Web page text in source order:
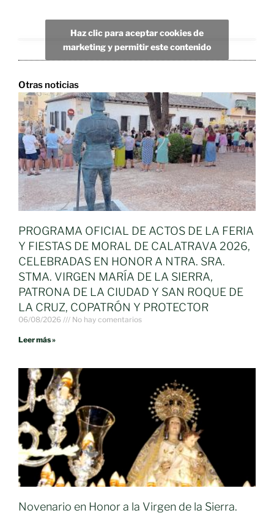
Haz clic para aceptar cookies de
marketing y permitir este contenido
Otras noticias
PROGRAMA OFICIAL DE ACTOS DE LA FERIA
Y FIESTAS DE MORAL DE CALATRAVA 2026,
CELEBRADAS EN HONOR A NTRA. SRA.
STMA. VIRGEN MARÍA DE LA SIERRA,
PATRONA DE LA CIUDAD Y SAN ROQUE DE
LA CRUZ, COPATRÓN Y PROTECTOR
06/08/2026 No hay comentarios
Leer más »
Novenario en Honor a la Virgen de la Sierra.